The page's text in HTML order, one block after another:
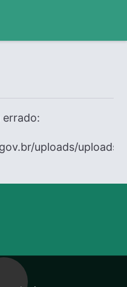
errado:
uploads/